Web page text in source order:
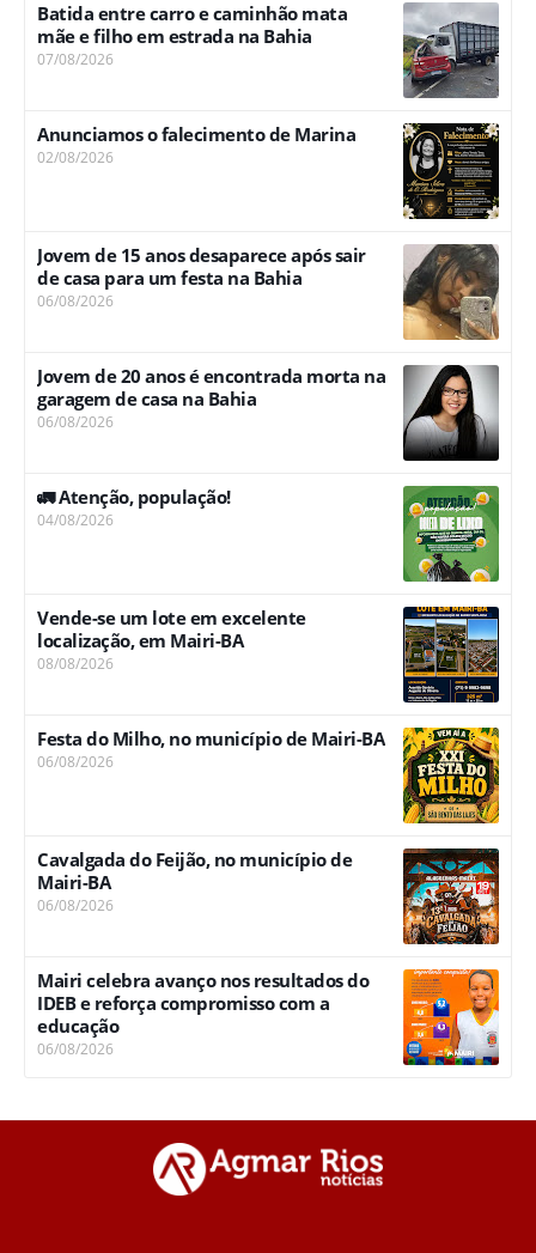
Batida entre carro e caminhão mata
mãe e filho em estrada na Bahia
07/08/2026
Anunciamos o falecimento de Marina
02/08/2026
Jovem de 15 anos desaparece após sair
de casa para um festa na Bahia
06/08/2026
Jovem de 20 anos é encontrada morta na
garagem de casa na Bahia
06/08/2026
🚛 Atenção, população!
04/08/2026
Vende-se um lote em excelente
localização, em Mairi-BA
08/08/2026
Festa do Milho, no município de Mairi-BA
06/08/2026
Cavalgada do Feijão, no município de
Mairi-BA
06/08/2026
Mairi celebra avanço nos resultados do
IDEB e reforça compromisso com a
educação
06/08/2026